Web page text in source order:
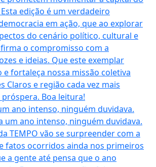
ano intenso, ninguém duvidava.